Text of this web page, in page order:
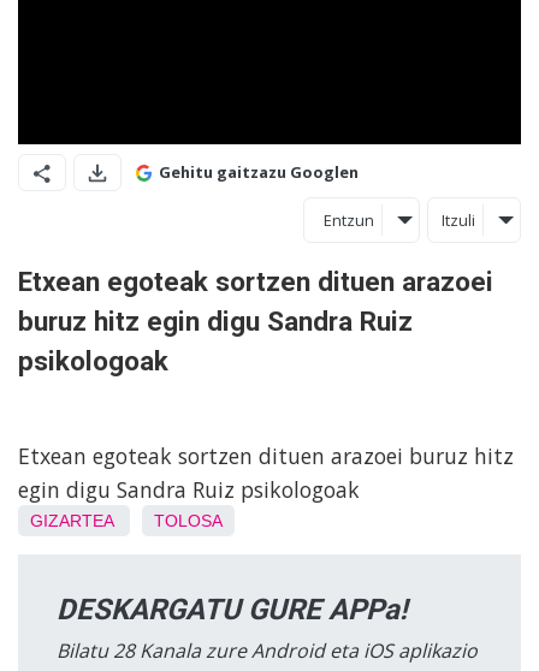
Gehitu gaitzazu Googlen
Entzun Itzuli
Etxean egoteak sortzen dituen arazoei
buruz hitz egin digu Sandra Ruiz
psikologoak
Etxean egoteak sortzen dituen arazoei buruz hitz
egin digu Sandra Ruiz psikologoak
GIZARTEA TOLOSA
DESKARGATU GURE APPa!
Bilatu 28 Kanala zure Android eta iOS aplikazio